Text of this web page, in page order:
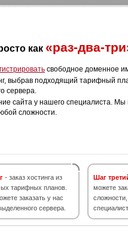
как «раз-два-
свободное доменное
выбрав подходящий тарифный
сервера.
сайта у нашего специалиста.
сложности.
- заказ хостинга из
тарифных планов.
заказать у нас
сервера.
Шаг
можете